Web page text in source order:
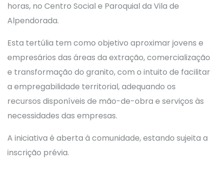
horas, no Centro Social e Paroquial da Vila de
Alpendorada.
Esta tertúlia tem como objetivo aproximar jovens e
empresários das áreas da extração, comercialização
e transformação do granito, com o intuito de facilitar
a empregabilidade territorial, adequando os
recursos disponíveis de mão-de-obra e serviços às
necessidades das empresas.
A iniciativa é aberta à comunidade, estando sujeita a
inscrição prévia.